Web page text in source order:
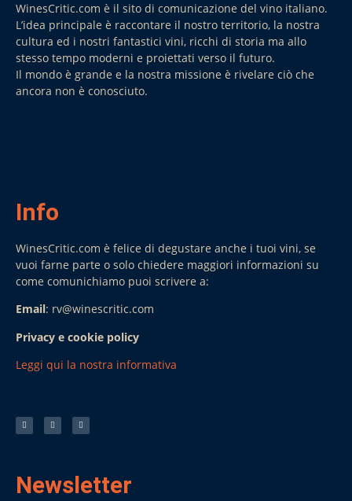
WinesCritic.com è il sito di comunicazione del vino italiano.
L’idea principale è raccontare il nostro territorio, la nostra
cultura ed i nostri fantastici vini, ricchi di storia ma allo
stesso tempo moderni e proiettati verso il futuro.
Il mondo è grande e la nostra missione è rivelare ciò che
ancora non è conosciuto.
Info
WinesCritic.com è felice di degustare anche i tuoi vini, se
vuoi farne parte o solo chiedere maggiori informazioni su
come comunichiamo puoi scrivere a:
Email: rv@winescritic.com
Privacy e cookie policy
Leggi qui la nostra informativa
Newsletter